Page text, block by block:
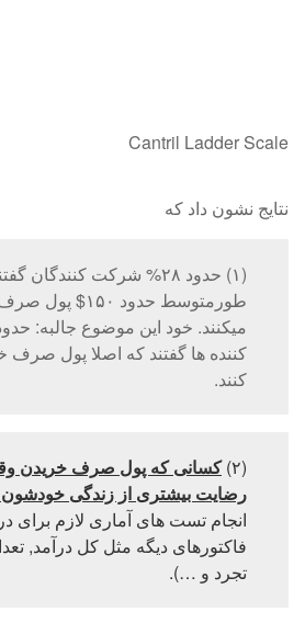
Cantril Ladder Scale
نتایج نشون داد که
(۱) حدود ۲۸% شرکت کنندگان
طورمتوسط حدود
کننده ها گفتند که اصلا پول
کنند.
(۲)
کسانی که پول صرف خریدن
رضایت بیشتری از زندگی خودشون
انجام تست های آماری لازم برای
فاکتورهای دیگه مثل کل درآمد,
تجرد و …).